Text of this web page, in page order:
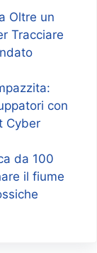
Oltre un
Tracciare
con
Cyber
da 100
il fiume